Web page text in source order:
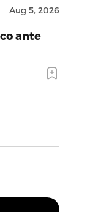
Aug 5, 2026
ante